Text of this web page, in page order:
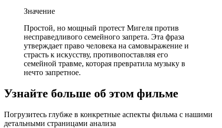
Значение
Простой, но мощный протест Мигеля против
несправедливого семейного запрета. Эта фраза
утверждает право человека на самовыражение и
страсть к искусству, противопоставляя его
семейной травме, которая превратила музыку в
нечто запретное.
Узнайте больше об этом фильме
Погрузитесь глубже в конкретные аспекты фильма с нашими
детальными страницами анализа